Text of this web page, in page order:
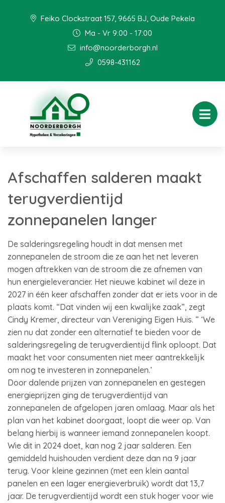
Feiko Clockstraat 157, 9665 BJ, Oude Pekela
Ma - Vr 9:00 - 17:00
info@noorderborgh.nl
0598-431162
Afschaffen salderen maakt
terugverdientijd
zonnepanelen langer
De salderingsregeling houdt in dat mensen met
zonnepanelen de stroom die ze aan het net leveren
mogen aftrekken van de stroom die ze afnemen van
hun energieleverancier. Het nieuwe kabinet wil deze in
2027 in één keer afschaffen zonder dat er iets voor in de
plaats komt. “Dat vinden wij een kwalijke zaak”, zegt
Cindy Kremer, directeur van Vereniging Eigen Huis. ” ‘We
zien nu dat zonder een alternatief te bieden voor de
salderingsregeling de terugverdientijd flink oploopt. Dat
maakt het voor consumenten niet meer aantrekkelijk
om nog te investeren in zonnepanelen.’
Door dalende prijzen van zonnepanelen en gestegen
energieprijzen ging de terugverdientijd van
zonnepanelen de afgelopen jaren omlaag. Maar als het
plan van het kabinet doorgaat, loopt die weer op. Van
belang hierbij is wanneer iemand zonnepanelen koopt.
Wie dit in 2024 doet, kan nog 2 jaar salderen. Een
gemiddeld huishouden verdient deze dan na 9 jaar
terug. Voor kleine gezinnen (met een klein aantal
panelen en een lager energieverbruik) wordt dat 13,7
jaar. De terugverdientijd wordt een stuk hoger voor wie